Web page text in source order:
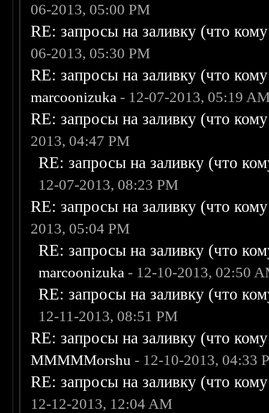
06-2013, 05:00 PM
RE: запросы на заливку (что
06-2013, 05:30 PM
RE: запросы на заливку (что
marcoonizuka - 12-07-2013, 05:19
RE: запросы на заливку (что
2013, 04:47 PM
RE: запросы на заливку (что
12-07-2013, 08:23 PM
RE: запросы на заливку (что
2013, 05:04 PM
RE: запросы на заливку (что
marcoonizuka - 12-10-2013, 02:50
RE: запросы на заливку (что
12-11-2013, 08:51 PM
RE: запросы на заливку (что
MMMMMorshu - 12-10-2013, 04:33
RE: запросы на заливку (что
12-12-2013, 12:04 AM